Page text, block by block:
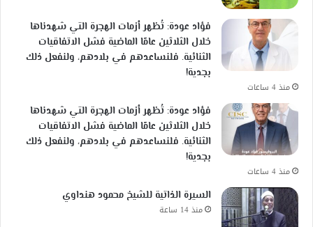
فؤاد عودة: تُظهر أزمات الهجرة التي شهدناها
خلال الثلاثين عامًا الماضية فشل الاتفاقيات
الثنائية. فلنساعدهم في بلادهم، ولنفعل ذلك
بجدية!
منذ 4 ساعات
فؤاد عودة: تُظهر أزمات الهجرة التي شهدناها
خلال الثلاثين عامًا الماضية فشل الاتفاقيات
الثنائية. فلنساعدهم في بلادهم، ولنفعل ذلك
بجدية!
منذ 4 ساعات
السيرة الذاتية للشيخ محمود هنداوي
منذ 14 ساعة